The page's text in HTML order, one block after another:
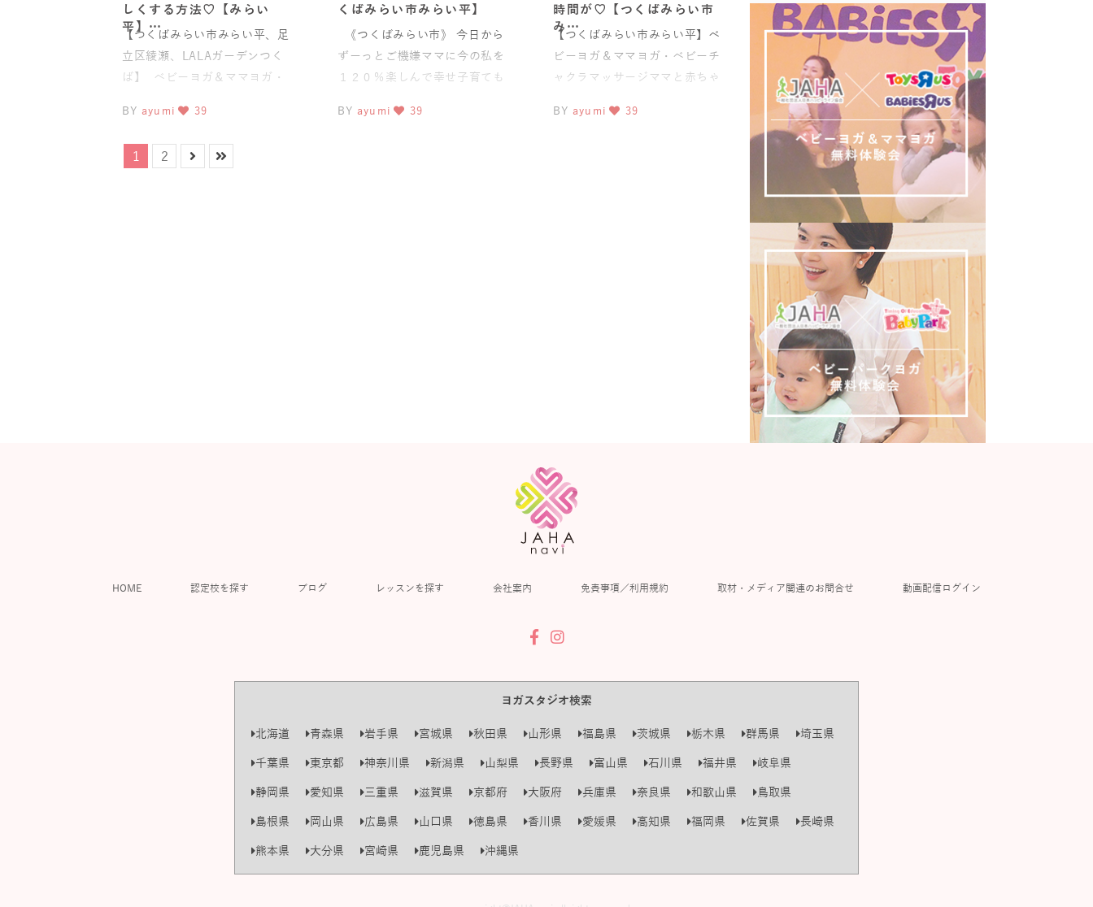
しくする方法♡【みらい
平】…
【つくばみらい市みらい平、足
立区綾瀬、LALAガーデンつく
ば】 ベビーヨガ＆ママヨガ・
BY ayumi 39
くばみらい市みらい平】
《つくばみらい市》 今日から
ずーっとご機嫌ママに今の私を
１２０％楽しんで幸せ子育ても
BY ayumi 39
時間が♡【つくばみらい市
み…
【つくばみらい市みらい平】ベ
ビーヨガ＆ママヨガ・ベビーチ
ャクラマッサージママと赤ちゃ
♡ baby&mamayog
BY ayumi 39
1 2
HOME 認定校を探す ブログ レッスンを探す 会社案内 免責事項／利用規約 取材・メディア関連のお問合せ 動画配信ログイン
ヨガスタジオ検索
北海道 青森県 岩手県 宮城県 秋田県 山形県 福島県 茨城県 栃木県 群馬県
埼玉県
千葉県
東京都 神奈川県 新潟県 山梨県 長野県 富山県 石川県 福井県
岐阜県
静岡県
愛知県 三重県 滋賀県 京都府 大阪府 兵庫県 奈良県 和歌山県
鳥取県
島根県
岡山県 広島県 山口県 徳島県 香川県 愛媛県 高知県 福岡県 佐賀県
長崎県
熊本県
大分県 宮崎県 鹿児島県 沖縄県